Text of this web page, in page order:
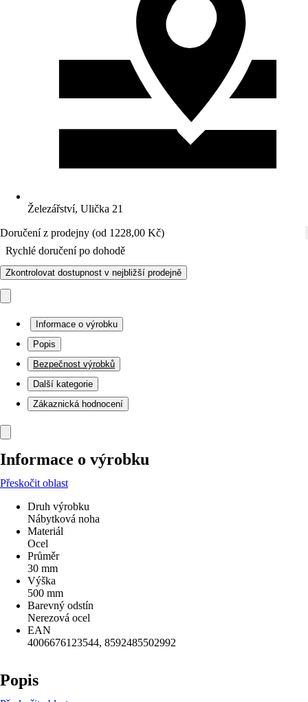
Železářství, Ulička 21
Doručení z prodejny (od 1228,00 Kč)
Rychlé doručení po dohodě
Zkontrolovat dostupnost v nejbližší prodejně
Informace o výrobku
Popis
Bezpečnost výrobků
Další kategorie
Zákaznická hodnocení
Informace o výrobku
Přeskočit oblast
Druh výrobku
Nábytková noha
Materiál
Ocel
Průměr
30 mm
Výška
500 mm
Barevný odstín
Nerezová ocel
EAN
4006676123544, 8592485502992
Popis